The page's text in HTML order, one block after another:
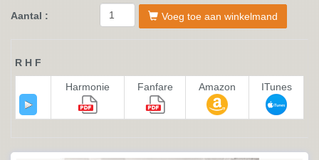
Aantal : Voeg toe aan winkelmand
R H F
Harmonie Fanfare Amazon ITunes